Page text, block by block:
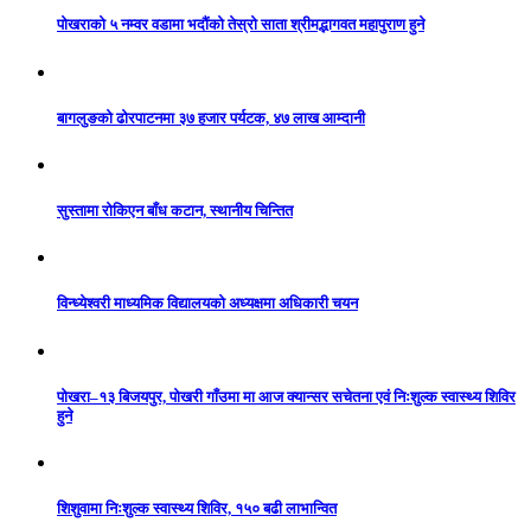
पोखराको ५ नम्वर वडामा भदौंको तेस्रो साता श्रीमद्भागवत महापुराण हुने
बागलुङको ढोरपाटनमा ३७ हजार पर्यटक, ४७ लाख आम्दानी
सुस्तामा रोकिएन बाँध कटान, स्थानीय चिन्तित
विन्ध्येश्वरी माध्यमिक विद्यालयको अध्यक्षमा अधिकारी चयन
पोखरा–१३ बिजयपुर, पोखरी गाँउमा मा आज क्यान्सर सचेतना एवं निःशुल्क स्वास्थ्य शिविर
हुने
शिशुवामा निःशुल्क स्वास्थ्य शिविर, १५० बढी लाभान्वित